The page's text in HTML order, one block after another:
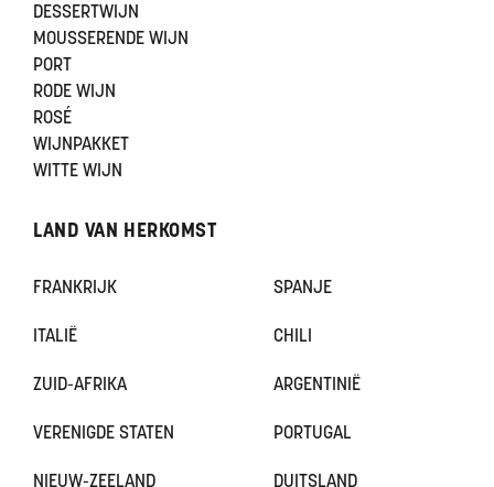
DESSERTWIJN
MOUSSERENDE WIJN
PORT
RODE WIJN
ROSÉ
WIJNPAKKET
WITTE WIJN
LAND VAN HERKOMST
FRANKRIJK SPANJE
ITALIË CHILI
ZUID-AFRIKA ARGENTINIË
VERENIGDE STATEN PORTUGAL
NIEUW-ZEELAND DUITSLAND